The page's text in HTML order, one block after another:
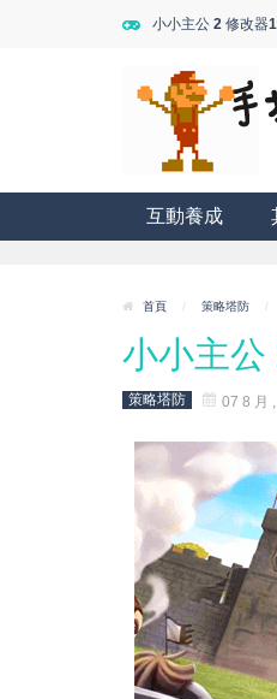
小小主公 2 修改器
互動養成
首頁 / 策略塔防 /
小小主公
策略塔防 07 8 月